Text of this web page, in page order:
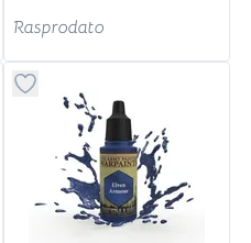
Rasprodato
u kategoriju omiljeno
Dugme za dodavanje stvari